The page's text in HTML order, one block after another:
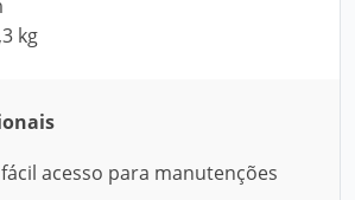
kg
acesso para manutenções